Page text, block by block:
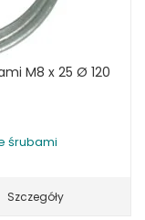
M8 x 25 Ø 120
śrubami
Szczegóły